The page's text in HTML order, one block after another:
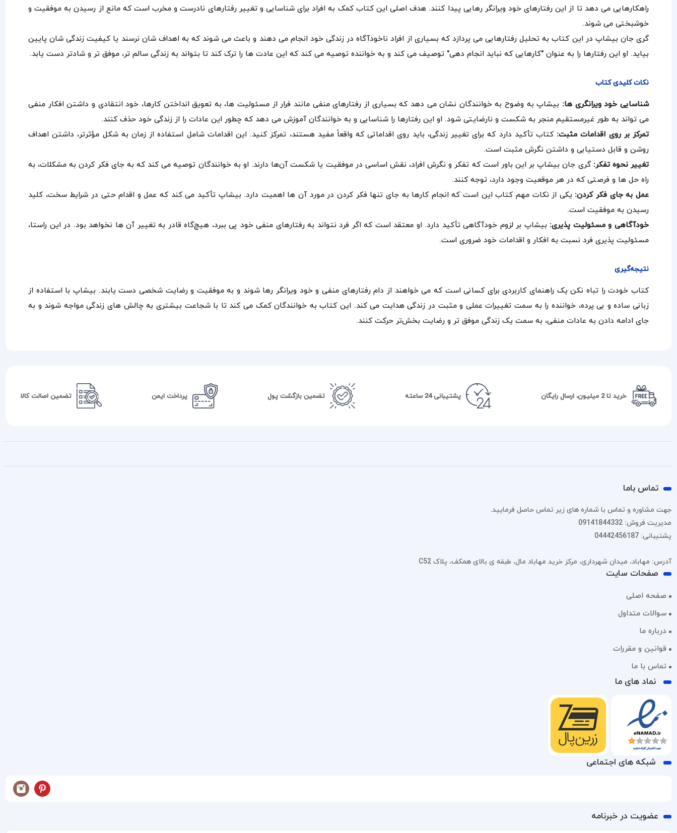
راهکارهایی می‌ دهد تا از این رفتارهای خود ویرانگر رهایی پیدا کنند. هدف اصلی این کتاب کمک به افراد برای شناسایی و تغییر رفتارهای نادرست و مخرب است که مانع از رسیدن به موفقیت و
خوشبختی می‌ شوند.
گری جان بیشاپ در این کتاب به تحلیل رفتارهایی می‌ پردازد که بسیاری از افراد ناخودآگاه در زندگی خود انجام می‌ دهند و باعث می‌ شوند که به اهداف‌ شان نرسند یا کیفیت زندگی‌ شان پایین
بیاید. او این رفتارها را به عنوان "کارهایی که نباید انجام دهی" توصیف می‌ کند و به خواننده توصیه می‌ کند که این عادت‌ ها را ترک کند تا بتواند به زندگی سالم‌ تر، موفق‌ تر و شادتر دست یابد.
نکات کلیدی کتاب
شناسایی خود ویرانگری‌ ها: بیشاپ به وضوح به خوانندگان نشان می‌ دهد که بسیاری از رفتارهای منفی مانند فرار از مسئولیت‌ ها، به تعویق انداختن کارها، خود انتقادی و داشتن افکار منفی
می‌ تواند به طور غیرمستقیم منجر به شکست و نارضایتی شود. او این رفتارها را شناسایی و به خوانندگان آموزش می‌ دهد که چطور این عادات را از زندگی خود حذف کنند.
تمرکز بر روی اقدامات مثبت: کتاب تأکید دارد که برای تغییر زندگی، باید روی اقداماتی که واقعاً مفید هستند، تمرکز کنید. این اقدامات شامل استفاده از زمان به شکل مؤثرتر، داشتن اهداف
روشن و قابل دستیابی و داشتن نگرش مثبت است.
تغییر نحوه تفکر:گری جان بیشاپ بر این باور است که تفکر و نگرش افراد، نقش اساسی در موفقیت یا شکست آن‌ها دارند. او به خوانندگان توصیه می‌ کند که به جای فکر کردن به مشکلات، به
راه‌ حل‌ ها و فرصتی که در هر موقعیت وجود دارد، توجه کنند.
عمل به جای فکر کردن: یکی از نکات مهم کتاب این است که انجام کارها به جای تنها فکر کردن در مورد آن‌ ها اهمیت دارد. بیشاپ تأکید می‌ کند که عمل و اقدام حتی در شرایط سخت، کلید
رسیدن به موفقیت است.
خودآگاهی و مسئولیت‌ پذیری: بیشاپ بر لزوم خودآگاهی تأکید دارد. او معتقد است که اگر فرد نتواند به رفتارهای منفی خود پی ببرد، هیچ‌گاه قادر به تغییر آن‌ ها نخواهد بود. در این راستا،
مسئولیت‌ پذیری فرد نسبت به افکار و اقدامات خود ضروری است.
نتیجه‌گیری
کتاب خودت را تباه نکن یک راهنمای کاربردی برای کسانی است که می‌ خواهند از دام رفتارهای منفی و خود ویرانگر رها شوند و به موفقیت و رضایت شخصی دست یابند. بیشاپ با استفاده از
زبانی ساده و بی‌ پرده، خواننده را به سمت تغییرات عملی و مثبت در زندگی هدایت می‌ کند. این کتاب به خوانندگان کمک می‌ کند تا با شجاعت بیشتری به چالش‌ های زندگی مواجه شوند و به
جای ادامه دادن به عادات منفی، به سمت یک زندگی موفق‌ تر و رضایت‌ بخش‌تر حرکت کنند.
خرید تا 2 میلیون، ارسال رایگان پشتیبانی 24 ساعته تضمین بازگشت پول پرداخت ایمن تضمین اصالت کالا
تماس باما
جهت مشاوره و تماس با شماره های زیر تماس حاصل فرمایید.
مدیریت فروش: 09141844332
پشتیبانی: 04442456187
آدرس: مهاباد، میدان شهرداری، مرکز خرید مهاباد مال، طبقه ی بالای همکف، پلاک C52
صفحات سایت
صفحه اصلی
سوالات متداول
درباره ما
قوانین و مقررات
تماس با ما
نماد های ما
شبکه های اجتماعی
عضویت در خبرنامه